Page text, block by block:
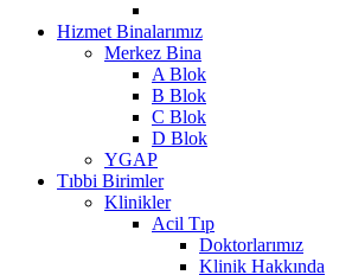
Hizmet Binalarımız
Merkez Bina
A Blok
B Blok
C Blok
D Blok
YGAP
Tıbbi Birimler
Klinikler
Acil Tıp
Doktorlarımız
Klinik Hakkında